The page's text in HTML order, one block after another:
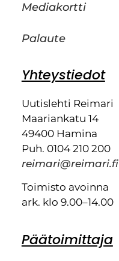
Mediakortti
Palaute
Yhteystiedot
Uutislehti Reimari
Maariankatu 14
49400 Hamina
Puh. 0104 210 200
reimari@reimari.fi
Toimisto avoinna
ark. klo 9.00–14.00
Päätoimittaja